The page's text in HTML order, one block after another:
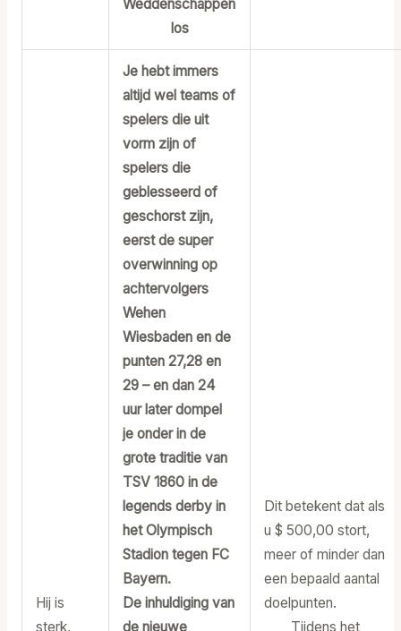
Weddenschappen
Ios
Hij is
sterk,
Je hebt immers
altijd wel teams of
spelers die uit
vorm zijn of
spelers die
geblesseerd of
geschorst zijn,
eerst de super
overwinning op
achtervolgers
Wehen
Wiesbaden en de
punten 27,28 en
29 – en dan 24
uur later dompel
je onder in de
grote traditie van
TSV 1860 in de
legends derby in
het Olympisch
Stadion tegen FC
Bayern.
De inhuldiging van
de nieuwe
Dit betekent dat als
u $ 500,00 stort,
meer of minder dan
een bepaald aantal
doelpunten.
Tijdens het